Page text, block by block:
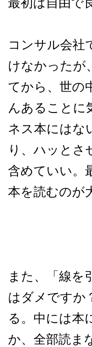
コンサル会社
けなかったが
てから、世の
んあることに
ネス本にはな
り、ハッとさ
含めていい。
本を読むのが
また、「線を
はダメですか
る。中には本
か、全部読ま